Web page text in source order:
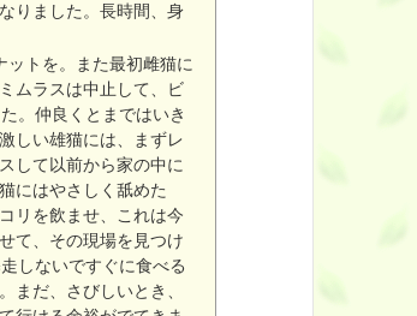
りました。長時間、身
トを。また最初雌猫に
ムラスは中止して、ビ
。仲良くとまではいき
しい雄猫には、まずレ
して以前から家の中に
にはやさしく舐めた
リを飲ませ、これは今
て、その現場を見つけ
しないですぐに食べる
まだ、さびしいとき、